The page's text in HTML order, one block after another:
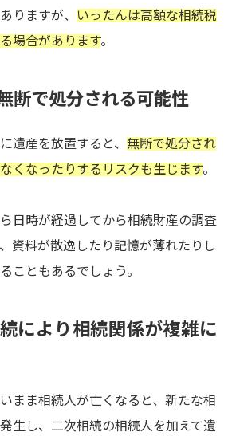
りますが、 いったんは高額な相続税
場合があります。
断で処分される可能性
遺産を放置すると、 無断で処分され
くなったりするリスクも生じます。
日時が経過してから相続財産の調査
資料が散逸したり記憶が薄れたりし
こともあるでしょう。
続により相続関係が複雑に
まま相続人が亡くなると、新たな相
生し、二次相続の相続人を加えて遺